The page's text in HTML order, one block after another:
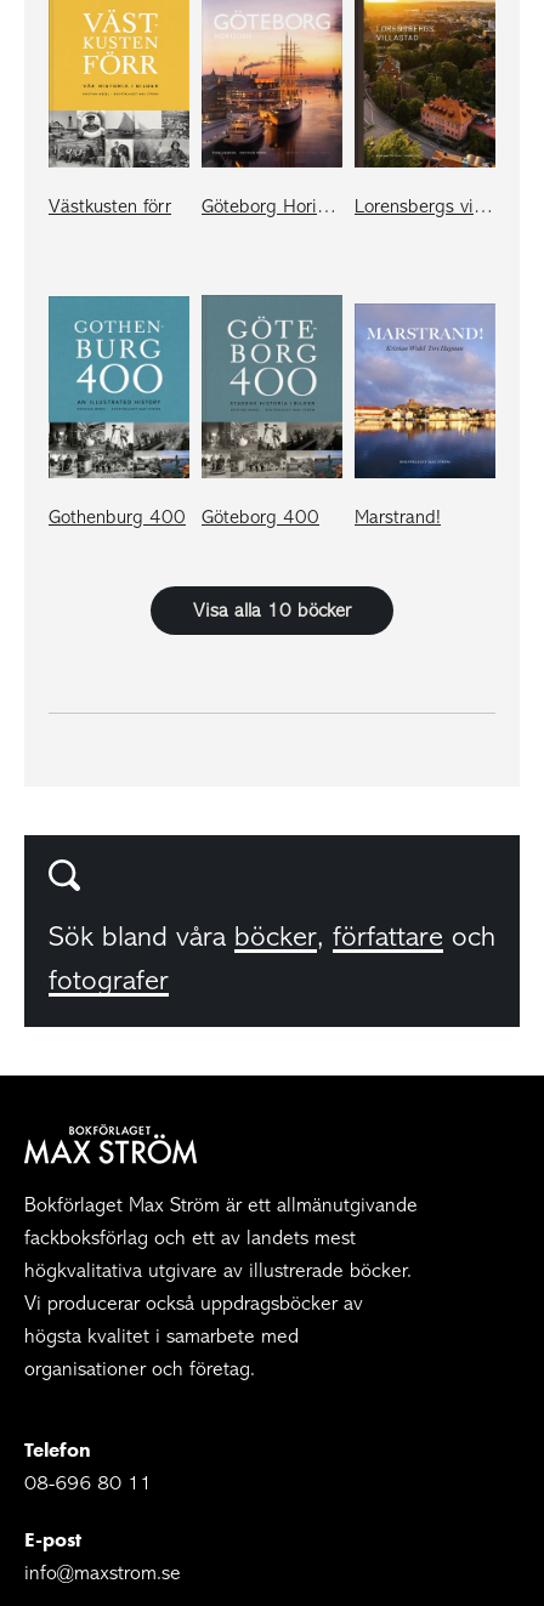
Västkusten förr Göteborg Horizons Lorensbergs villastad
Gothenburg 400 Göteborg 400 Marstrand!
Visa alla 10 böcker
Sök bland våra böcker, författare och
fotografer
Bokförlaget Max Ström är ett allmänutgivande
fackboksförlag och ett av landets mest
högkvalitativa utgivare av illustrerade böcker.
Vi producerar också uppdragsböcker av
högsta kvalitet i samarbete med
organisationer och företag.
Telefon
08-696 80 11
E-post
info@maxstrom.se